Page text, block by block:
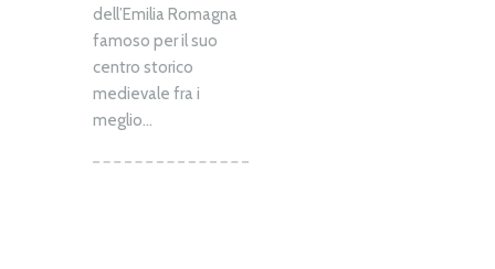
dell’Emilia Romagna
famoso per il suo
centro storico
medievale fra i
meglio...